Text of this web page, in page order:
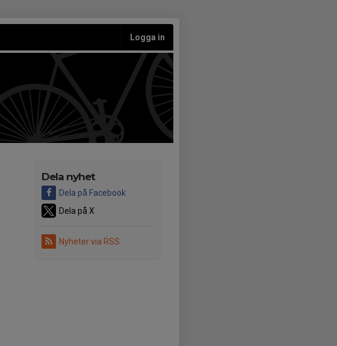
Logga in
Dela nyhet
Dela på Facebook
Dela på X
Nyheter via RSS